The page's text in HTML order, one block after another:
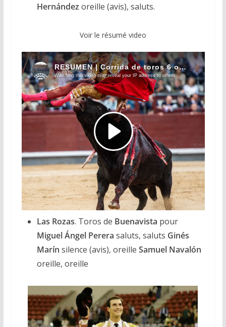
Hernández oreille (avis), saluts.
Voir le résumé video
Las Rozas. Toros de Buenavista pour
Miguel Ángel Perera saluts, saluts Ginés
Marín silence (avis), oreille Samuel Navalón
oreille, oreille